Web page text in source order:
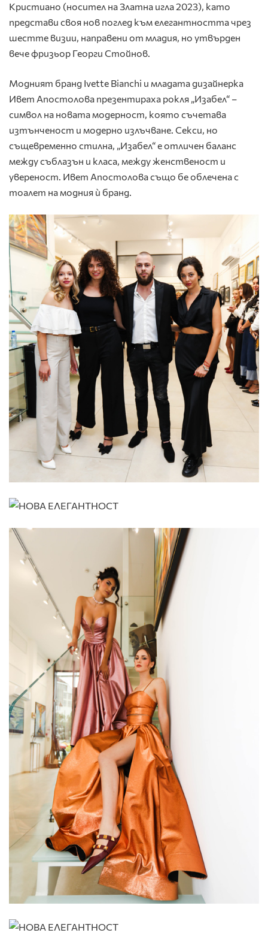
Кристиано (носител на Златна игла 2023), като
представи своя нов поглед към елегантността чрез
шестте визии, направени от младия, но утвърден
вече фризьор Георги Стойнов.
Модният бранд Ivette Bianchi и младата дизайнерка
Ивет Апостолова презентираха рокля „Изабел“ –
символ на новата модерност, която съчетава
изтънченост и модерно излъчване. Секси, но
същевременно стилна, „Изабел“ е отличен баланс
между съблазън и класа, между женственост и
увереност. Ивет Апостолова също бе облечена с
тоалет на модния ѝ бранд.